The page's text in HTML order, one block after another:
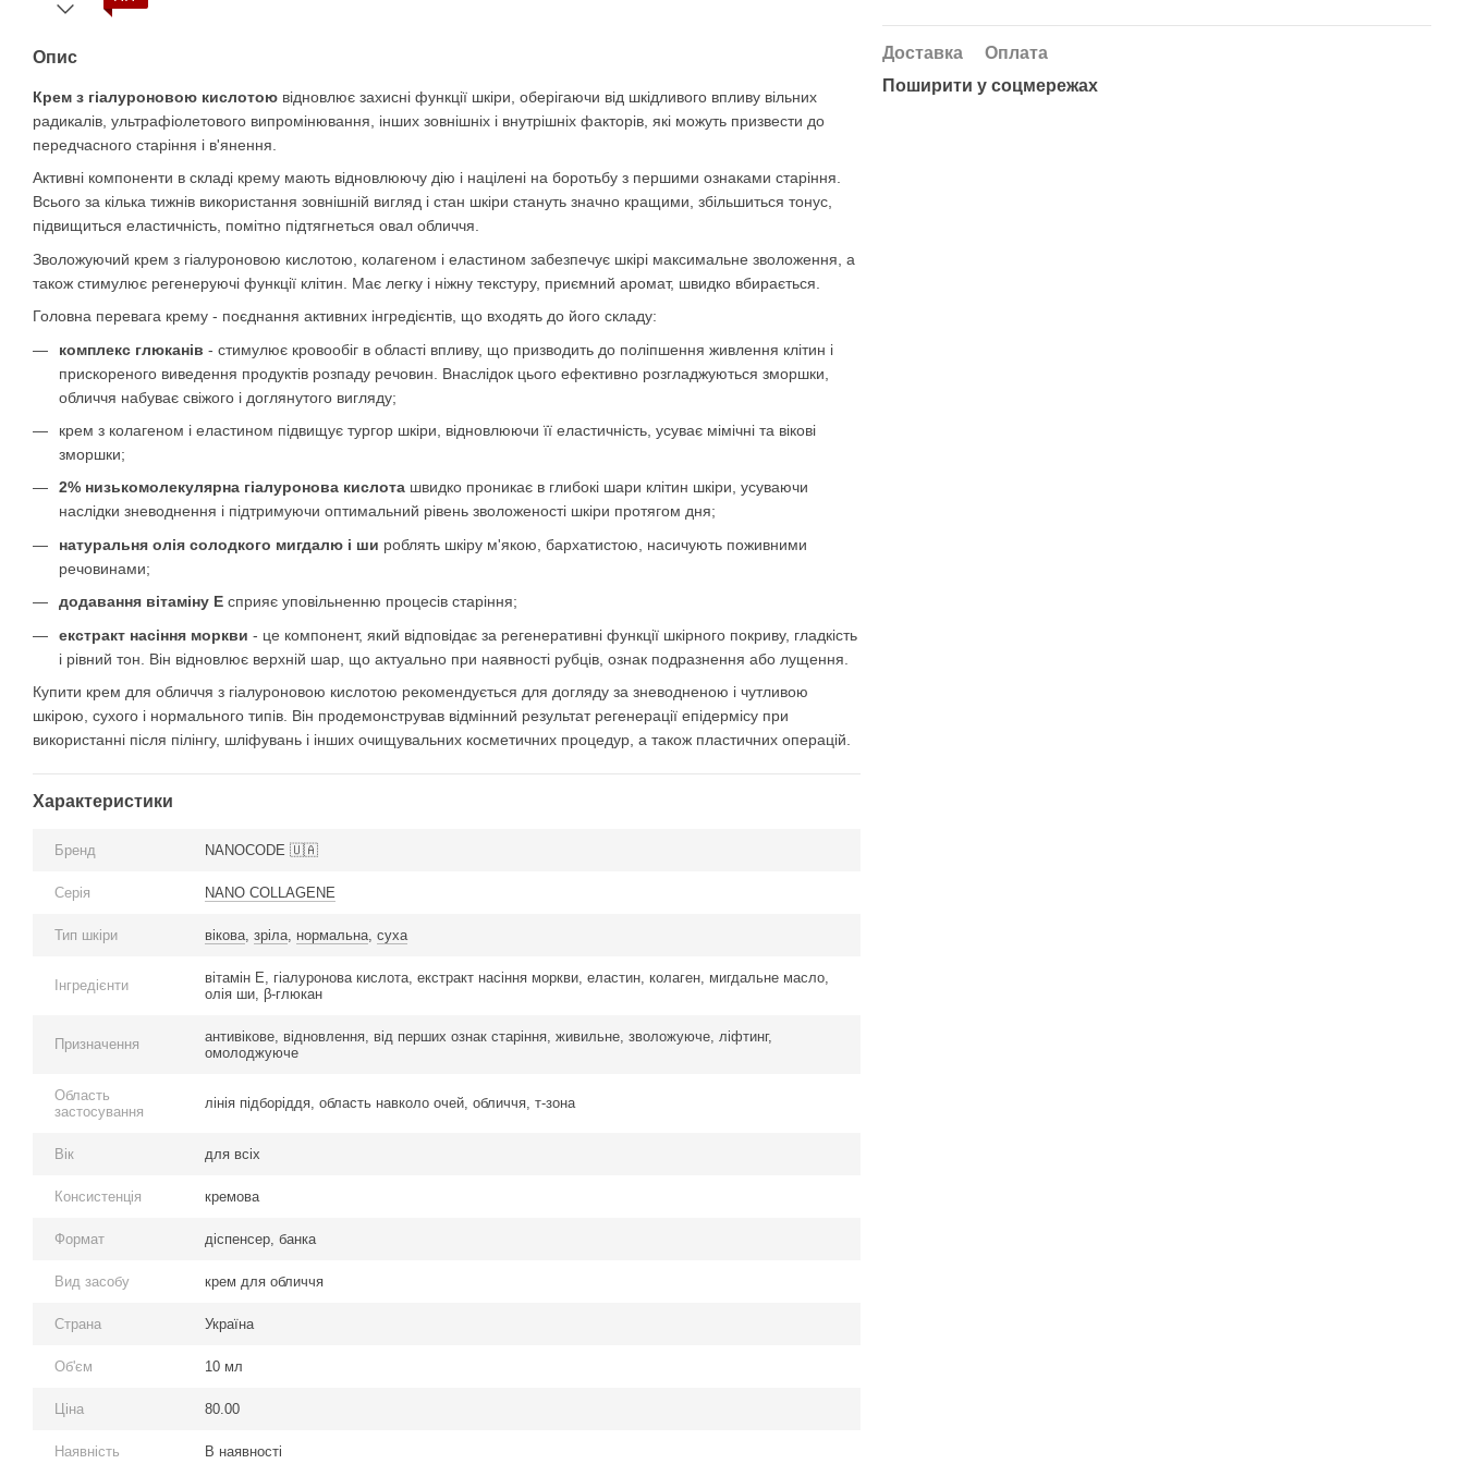
Опис
Крем з гіалуроновою кислотою відновлює захисні функції шкіри, оберігаючи від шкідливого впливу вільних
радикалів, ультрафіолетового випромінювання, інших зовнішніх і внутрішніх факторів, які можуть призвести до
передчасного старіння і в'янення.
Активні компоненти в складі крему мають відновлюючу дію і націлені на боротьбу з першими ознаками старіння.
Всього за кілька тижнів використання зовнішній вигляд і стан шкіри стануть значно кращими, збільшиться тонус,
підвищиться еластичність, помітно підтягнеться овал обличчя.
Зволожуючий крем з гіалуроновою кислотою, колагеном і еластином забезпечує шкірі максимальне зволоження, а
також стимулює регенеруючі функції клітин. Має легку і ніжну текстуру, приємний аромат, швидко вбирається.
Головна перевага крему - поєднання активних інгредієнтів, що входять до його складу:
комплекс глюканів - стимулює кровообіг в області впливу, що призводить до поліпшення живлення клітин і
прискореного виведення продуктів розпаду речовин. Внаслідок цього ефективно розгладжуються зморшки,
обличчя набуває свіжого і доглянутого вигляду;
крем з колагеном і еластином підвищує тургор шкіри, відновлюючи її еластичність, усуває мімічні та вікові
зморшки;
2% низькомолекулярна гіалуронова кислота швидко проникає в глибокі шари клітин шкіри, усуваючи
наслідки зневоднення і підтримуючи оптимальний рівень зволоженості шкіри протягом дня;
натуральня олія солодкого мигдалю і ши роблять шкіру м'якою, бархатистою, насичують поживними
речовинами;
додавання вітаміну Е сприяє уповільненню процесів старіння;
екстракт насіння моркви - це компонент, який відповідає за регенеративні функції шкірного покриву, гладкість
і рівний тон. Він відновлює верхній шар, що актуально при наявності рубців, ознак подразнення або лущення.
Купити крем для обличчя з гіалуроновою кислотою рекомендується для догляду за зневодненою і чутливою
шкірою, сухого і нормального типів. Він продемонстрував відмінний результат регенерації епідермісу при
використанні після пілінгу, шліфувань і інших очищувальних косметичних процедур, а також пластичних операцій.
Характеристики
Бренд NANOCODE 🇺🇦
Серія NANO COLLAGENE
Тип шкіри вікова зріла нормальна суха
Інгредієнти
вітамін Е, гіалуронова кислота, екстракт насіння моркви, еластин, колаген, мигдальне масло,
олія ши, β-глюкан
Призначення
антивікове, відновлення, від перших ознак старіння, живильне, зволожуюче, ліфтинг,
омолоджуюче
Область
застосування
лінія підборіддя, область навколо очей, обличчя, т-зона
Вік для всіх
Консистенція кремова
Формат діспенсер, банка
Вид засобу крем для обличчя
Страна Україна
Об'єм 10 мл
Ціна 80.00
Наявність В наявності
Доставка
Оплата
Поширити у соцмережах